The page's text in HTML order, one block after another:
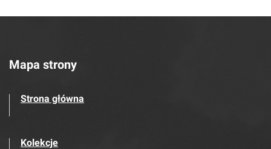
Mapa strony
Strona główna
Kolekcje